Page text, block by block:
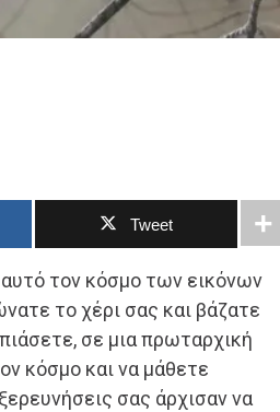
Tweet
τον κόσμο των εικόνων
το χέρι σας και βάζατε
σε μια πρωταρχική
κόσμο και να μάθετε
σας άρχισαν να